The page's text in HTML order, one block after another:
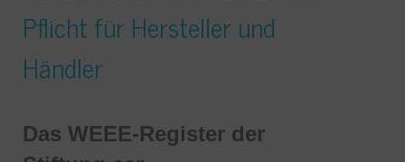
Pflicht für Hersteller und
Händler
Das WEEE-Register der